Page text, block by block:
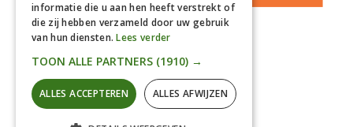
info@gardline.nl
© 2026 Powered by Gardline™. All Rights Reserved
informatie die u aan hen heeft verstrekt of
die zij hebben verzameld door uw gebruik
van hun diensten.Lees verder
TOON ALLE PARTNERS (1910) →
ALLES ACCEPTEREN ALLES AFWIJZEN